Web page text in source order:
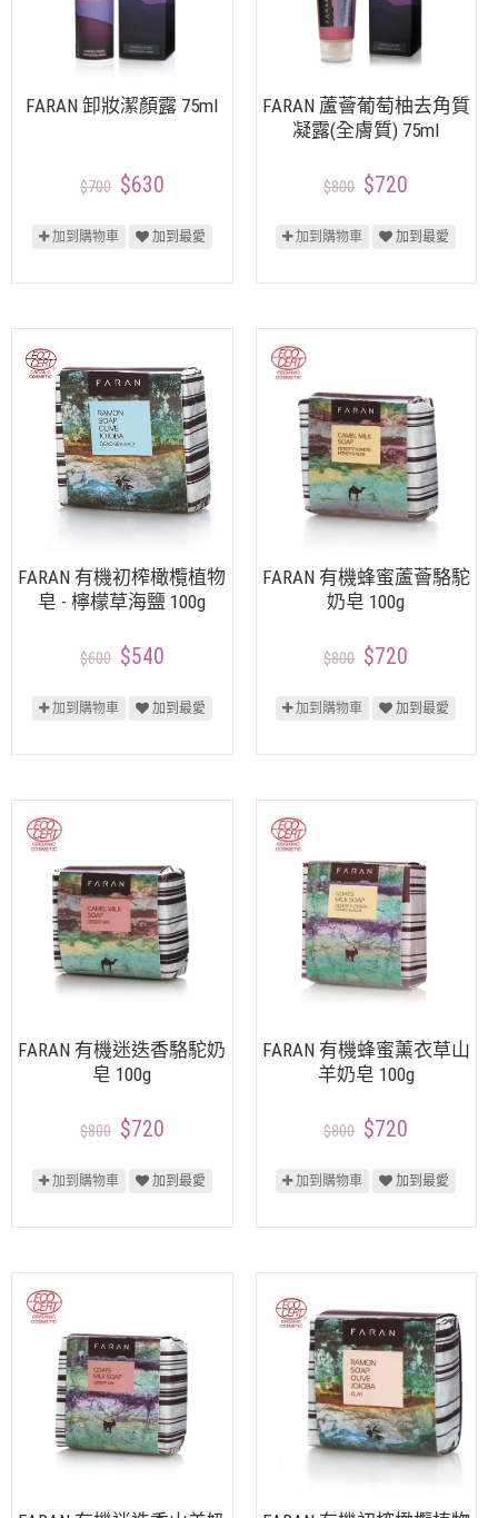
FARAN 卸妝潔顏露 75ml
$700 $630
加到購物車 加到最愛
FARAN 蘆薈葡萄柚去角質
凝露(全膚質) 75ml
$800 $720
加到購物車 加到最愛
FARAN 有機初榨橄欖植物
皂 - 檸檬草海鹽 100g
$600 $540
加到購物車 加到最愛
FARAN 有機蜂蜜蘆薈駱駝
奶皂 100g
$800 $720
加到購物車 加到最愛
FARAN 有機迷迭香駱駝奶
皂 100g
$800 $720
加到購物車 加到最愛
FARAN 有機蜂蜜薰衣草山
羊奶皂 100g
$800 $720
加到購物車 加到最愛